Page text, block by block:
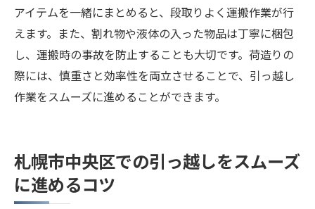
引っ越しのストレスを軽減するための事前準備
引っ越し前にやっておくべきリラクゼーシ
ョン方法
家族や友人のサポートを得る具体的な方法
ストレスを軽減するタイムマネジメント
事前に知っておくべき引っ越しトラブルの
対処法
心の準備を整えるためのメンタルヘルステ
アイテムを一緒にまとめると、段取りよく運搬作業が行
えます。また、割れ物や液体の入った物品は丁寧に梱包
し、運搬時の事故を防止することも大切です。荷造りの
際には、慎重さと効率性を両立させることで、引っ越し
作業をスムーズに進めることができます。
札幌市中央区での引っ越しをスムーズ
に進めるコツ